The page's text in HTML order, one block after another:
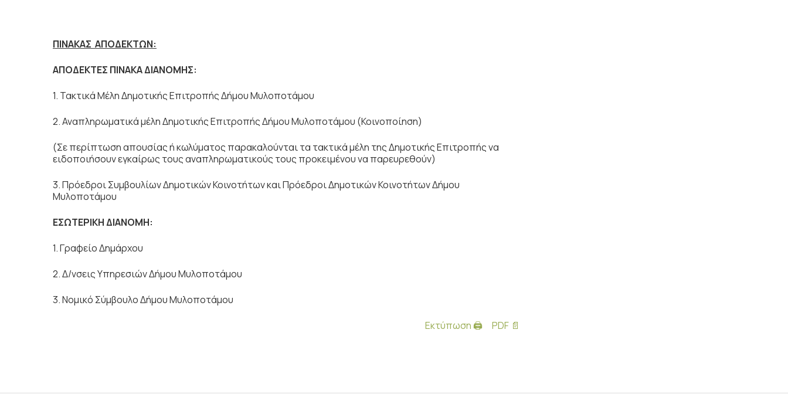
ΠΙΝΑΚΑΣ ΑΠΟΔΕΚΤΩΝ:
ΑΠΟΔΕΚΤΕΣ ΠΙΝΑΚΑ ΔΙΑΝΟΜΗΣ:
1. Τακτικά Μέλη Δημοτικής Επιτροπής Δήμου Μυλοποτάμου
2. Αναπληρωματικά μέλη Δημοτικής Επιτροπής Δήμου Μυλοποτάμου (Κοινοποίηση)
(Σε περίπτωση απουσίας ή κωλύματος παρακαλούνται τα τακτικά μέλη της Δημοτικής Επιτροπής να
ειδοποιήσουν εγκαίρως τους αναπληρωματικούς τους προκειμένου να παρευρεθούν)
3. Πρόεδροι Συμβουλίων Δημοτικών Κοινοτήτων και Πρόεδροι Δημοτικών Κοινοτήτων Δήμου
Μυλοποτάμου
ΕΣΩΤΕΡΙΚΗ ΔΙΑΝΟΜΗ:
1. Γραφείο Δημάρχου
2. Δ/νσεις Υπηρεσιών Δήμου Μυλοποτάμου
3. Νομικό Σύμβουλο Δήμου Μυλοποτάμου
Εκτύπωση 🖨
PDF 📄